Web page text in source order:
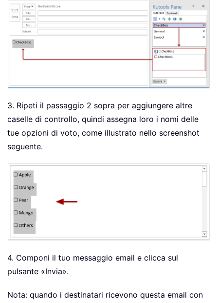
3. Ripeti il passaggio 2 sopra per aggiungere altre
caselle di controllo, quindi assegna loro i nomi delle
tue opzioni di voto, come illustrato nello screenshot
seguente.
4. Componi il tuo messaggio email e clicca sul
pulsante «Invia».
Nota: quando i destinatari ricevono questa email con